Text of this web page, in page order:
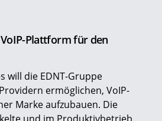
Plattform für den
will die EDNT-Gruppe
ermöglichen, VoIP-
Marke aufzubauen. Die